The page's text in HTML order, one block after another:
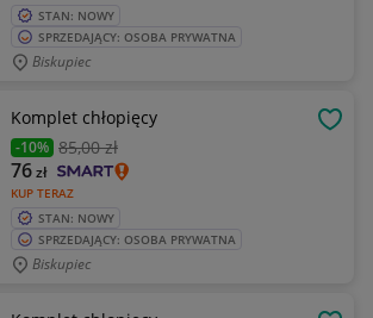
STAN: NOWY
SPRZEDAJĄCY: OSOBA PRYWATNA
Biskupiec
Komplet chłopięcy
-10% 85,00 zł
KUP TERAZ
76zł
STAN: NOWY
SPRZEDAJĄCY: OSOBA PRYWATNA
Biskupiec